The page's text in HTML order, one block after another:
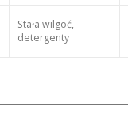
Stała wilgoć,
detergenty